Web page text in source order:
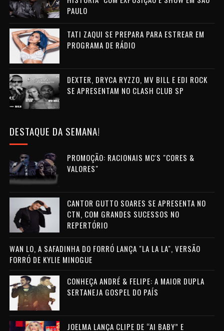
PAULO
TATI ZAQUI SE PREPARA PARA ESTREAR EM
PROGRAMA DE RÁDIO
DEXTER, DRYCA RYZZO, MV BILL E EDI ROCK
SE APRESENTAM NO CLASH CLUB SP
DESTAQUE DA SEMANA!
PROMOÇÃO: RACIONAIS MC'S "CORES &
VALORES"
CANTOR GUTTO SOARES SE APRESENTA NO
CTN, COM GRANDES SUCESSOS NO
REPERTÓRIO
WAN LO, A SAFADINHA DO FORRÓ LANÇA "LA LA LA", VERSÃO
FORRÓ DE KYLIE MINOGUE
CONHEÇA ANDRÉ & FELIPE: A MAIOR DUPLA
SERTANEJA GOSPEL DO PAÍS
JOELMA LANÇA CLIPE DE “AI BABY” E